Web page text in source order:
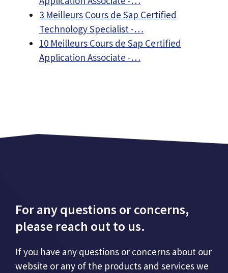
3 Meilleurs Cours de Sap Certified
Technology Specialist -…
10 Meilleurs Cours de Sap Certified
Application Associate -…
For any questions or concerns,
please reach out to us.
If you have any questions or concerns about our
website or any of the products and services we